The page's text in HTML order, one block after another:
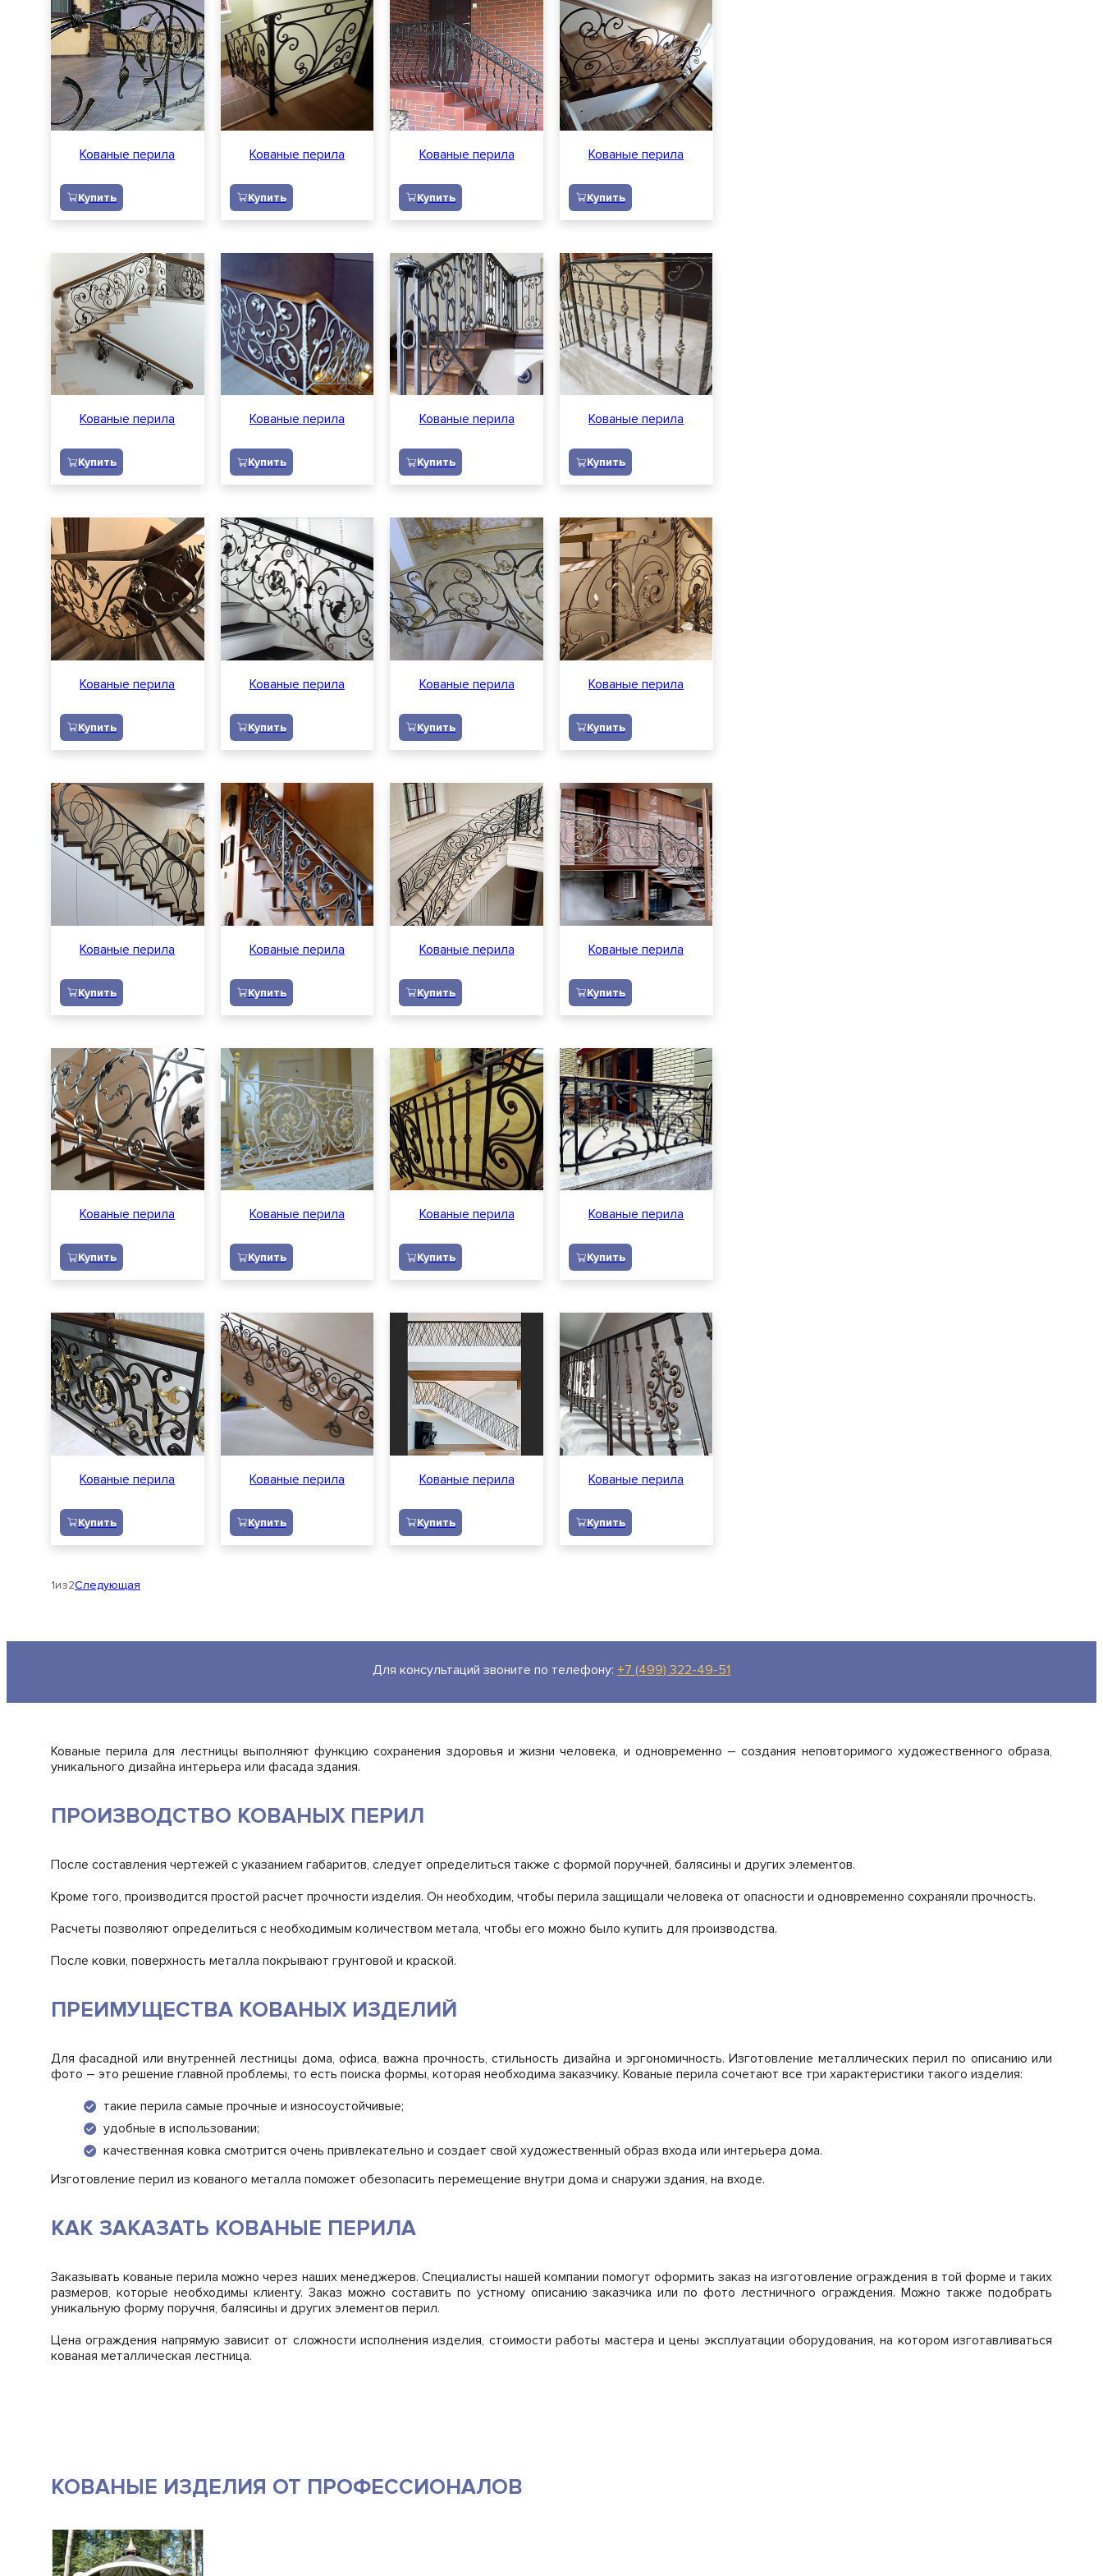
О компании
Акции
Отзывы
Вопросы и ответы
Доставка
Вакансии
Обратный звонок
Заявка на расчет
Кованые перила
Купить
Кованые перила
Купить
Кованые перила
Купить
Кованые перила
Купить
Кованые перила
Купить
Кованые перила
Купить
Кованые перила
Купить
Кованые перила
Купить
Кованые перила
Купить
Кованые перила
Купить
Кованые перила
Купить
Кованые перила
Купить
Кованые перила
Купить
Кованые перила
Купить
Кованые перила
Купить
Кованые перила
Купить
Кованые перила
Купить
Кованые перила
Купить
Кованые перила
Купить
Кованые перила
Купить
Кованые перила
Купить
Кованые перила
Купить
Кованые перила
Купить
Кованые перила
Купить
1из2Следующая
Для консультаций звоните по телефону: +7 (499) 322-49-51
Кованые перила для лестницы выполняют функцию сохранения здоровья и жизни человека, и одновременно – создания неповторимого художественного образа,
уникального дизайна интерьера или фасада здания.
ПРОИЗВОДСТВО КОВАНЫХ ПЕРИЛ
После составления чертежей с указанием габаритов, следует определиться также с формой поручней, балясины и других элементов.
Кроме того, производится простой расчет прочности изделия. Он необходим, чтобы перила защищали человека от опасности и одновременно сохраняли прочность.
Расчеты позволяют определиться с необходимым количеством метала, чтобы его можно было купить для производства.
После ковки, поверхность металла покрывают грунтовой и краской.
ПРЕИМУЩЕСТВА КОВАНЫХ ИЗДЕЛИЙ
Для фасадной или внутренней лестницы дома, офиса, важна прочность, стильность дизайна и эргономичность. Изготовление металлических перил по описанию или
фото – это решение главной проблемы, то есть поиска формы, которая необходима заказчику. Кованые перила сочетают все три характеристики такого изделия:
такие перила самые прочные и износоустойчивые;
удобные в использовании;
качественная ковка смотрится очень привлекательно и создает свой художественный образ входа или интерьера дома.
Изготовление перил из кованого металла поможет обезопасить перемещение внутри дома и снаружи здания, на входе.
КАК ЗАКАЗАТЬ КОВАНЫЕ ПЕРИЛА
Заказывать кованые перила можно через наших менеджеров. Специалисты нашей компании помогут оформить заказ на изготовление ограждения в той форме и таких
размеров, которые необходимы клиенту. Заказ можно составить по устному описанию заказчика или по фото лестничного ограждения. Можно также подобрать
уникальную форму поручня, балясины и других элементов перил.
Цена ограждения напрямую зависит от сложности исполнения изделия, стоимости работы мастера и цены эксплуатации оборудования, на котором изготавливаться
кованая металлическая лестница.
КОВАНЫЕ ИЗДЕЛИЯ ОТ ПРОФЕССИОНАЛОВ
Заказать звонок